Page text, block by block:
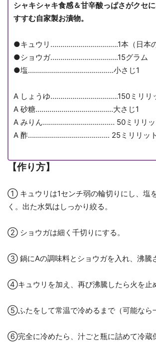
シャキシャキ食感＆甘辛酸っぱさがクセ
すすむ自家製お漬物。
●キュウリ…………………………….1本（日本の
●ショウガ…………………………….15グラム
●塩…………………………………….小さじ1
A︎ しょうゆ…………………………….150ミリリ
A︎ 砂糖…………………………………大さじ1
A みりん……………………………… 50ミリリッ
A︎ 酢………………………………….. 25ミリリッ
【作り方】
① キュウリは1センチ弱の輪切りにし、塩
く。出た水気はしっかり絞る。
② ショウガは細く千切りにする。
③ 鍋にAの調味料とショウガを入れ、沸騰
④キュウリを加え、再び沸騰したら火を止
⑤ふたをして常温で冷めるまで（可能なら
⑥完全に冷めたら、汁ごと瓶に詰めて冷蔵